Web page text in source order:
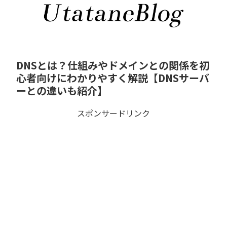
DNSとは？仕組みやドメインとの関係を初
心者向けにわかりやすく解説【DNSサーバ
ーとの違いも紹介】
スポンサードリンク